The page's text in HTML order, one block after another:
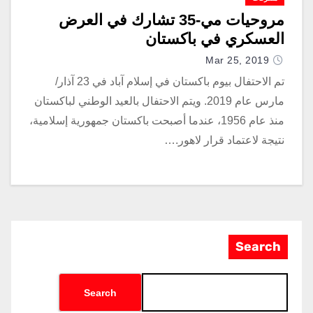
مروحيات مي-35 تشارك في العرض
العسكري في باكستان
Mar 25, 2019
تم الاحتفال بيوم باكستان في إسلام آباد في 23 آذار/
مارس عام 2019. ويتم الاحتفال بالعيد الوطني لباكستان
منذ عام 1956، عندما أصبحت باكستان جمهورية إسلامية،
نتيجة لاعتماد قرار لاهور.…
Search
Search